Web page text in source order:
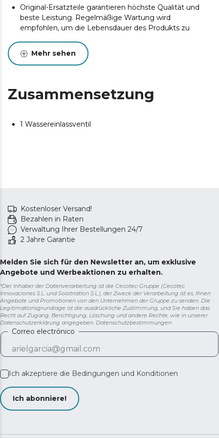
Original-Ersatzteile garantieren höchste Qualität und
beste Leistung. Regelmäßige Wartung wird
empfohlen, um die Lebensdauer des Produkts zu
Mehr sehen
Zusammensetzung
1 Wassereinlassventil
Kostenloser Versand!
Bezahlen in Raten
Verwaltung Ihrer Bestellungen 24/7
2 Jahre Garantie
Melden Sie sich für den Newsletter an, um exklusive
Angebote und Werbeaktionen zu erhalten.
*Der Inhaber der Datenverarbeitung ist die Cecotec-Gruppe (Cecotec
Innovaciones S.L. und Solotriatlon S.L.), der Zweck der Verarbeitung ist es, Ihnen
Angebote und Promotionen von den Unternehmen der Gruppe zu senden. Die
Legitimationsgrundlage ist die ausdrückliche Zustimmung, und Sie haben das
Recht auf Zugang, Berichtigung, Löschung und andere Rechte, wie in unserer
Datenschutzerklärung angegeben. Datenschutzbestimmungen
Correo electrónico
Ich akzeptiere die Bedingungen und Konditionen
Ich abonniere!